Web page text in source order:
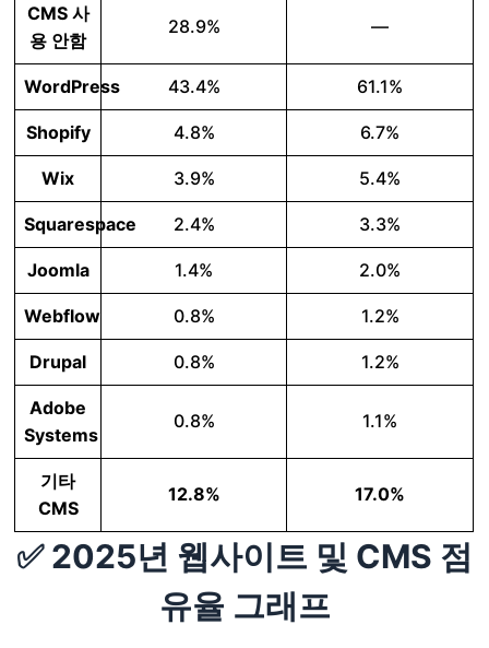
CMS 사
용 안함
28.9% —
WordPress 43.4% 61.1%
Shopify 4.8% 6.7%
Wix 3.9% 5.4%
Squarespace 2.4% 3.3%
Joomla 1.4% 2.0%
Webflow 0.8% 1.2%
Drupal 0.8% 1.2%
Adobe
Systems
0.8% 1.1%
기타
CMS
12.8% 17.0%
✅ 2025년 웹사이트 및 CMS 점
유율 그래프